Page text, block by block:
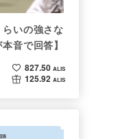
いの強さな
音で回答】
827.50 ALIS
125.92 ALIS